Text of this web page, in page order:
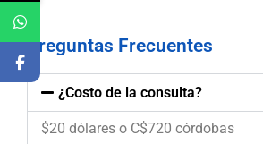
Preguntas Frecuentes
¿Costo de la consulta?
$20 dólares o C$720 córdobas